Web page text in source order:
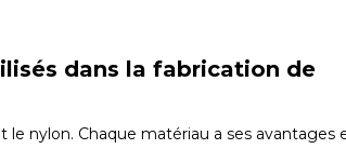
dans la fabrication de
nylon. Chaque matériau a ses avantages